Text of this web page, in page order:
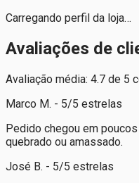
Carregando perfil da loja…
Avaliações de
Avaliação média: 4.7 de 5
Marco M. - 5/5 estrelas
Pedido chegou em
quebrado ou amassado.
José B. - 5/5 estrelas